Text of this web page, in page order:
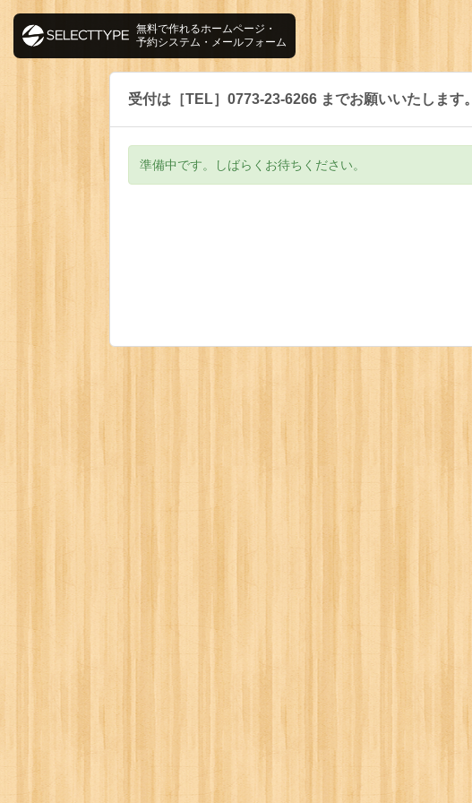
受付は［TEL］0773-23-6266 までお願いいたします。
準備中です。しばらくお待ちください。
無料で作れるホームページ・
予約システム・メールフォーム